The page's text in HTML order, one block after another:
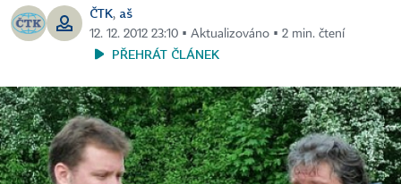
ČTK, aš
12. 12. 2012 23:10 ▪ Aktualizováno ▪ 2 min. čtení
PŘEHRÁT ČLÁNEK